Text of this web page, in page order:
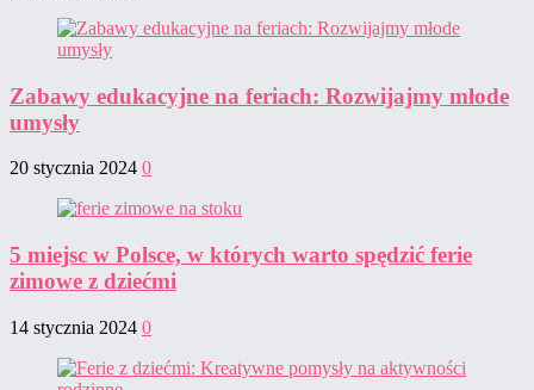
Zabawy edukacyjne na feriach: Rozwijajmy młode
umysły
20 stycznia 2024 0
5 miejsc w Polsce, w których warto spędzić ferie
zimowe z dziećmi
14 stycznia 2024 0